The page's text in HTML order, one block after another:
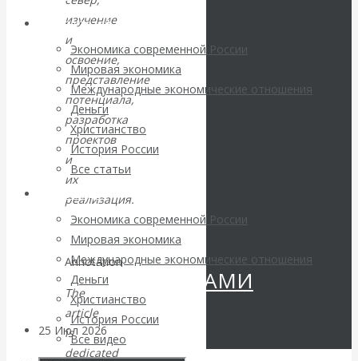
Архив статей
Экономика современной России
Мировая экономика
Международные экономические отношения
Деньги
Христианство
История России
Все статьи
Архив Видео
Экономика современной России
Мировая экономика
Международные экономические отношения
Деньги
Христианство
История России
Все видео
Валентин
КАтасонов.
«МЕТОД
ОТМЫВАНИЯ
ДЕНЕГ»: КИТАЙ
ВЕДЁТ БОРЬБУ
КРИПТОВАЛЮТАМИ
25 Июл 2026Геополитика
изучение
и
освоение,
представление
потенциала,
разработка
проектов
и
их
реализация.
Annotation
The
article
is
dedicated